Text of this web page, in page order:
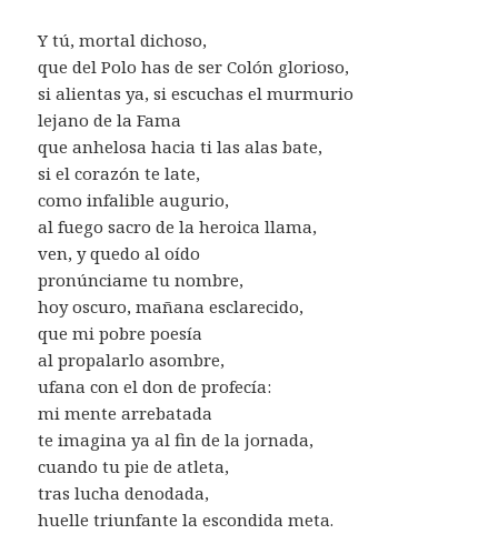
Y tú, mortal dichoso,
que del Polo has de ser Colón glorioso,
si alientas ya, si escuchas el murmurio
lejano de la Fama
que anhelosa hacia ti las alas bate,
si el corazón te late,
como infalible augurio,
al fuego sacro de la heroica llama,
ven, y quedo al oído
pronúnciame tu nombre,
hoy oscuro, mañana esclarecido,
que mi pobre poesía
al propalarlo asombre,
ufana con el don de profecía:
mi mente arrebatada
te imagina ya al fin de la jornada,
cuando tu pie de atleta,
tras lucha denodada,
huelle triunfante la escondida meta.